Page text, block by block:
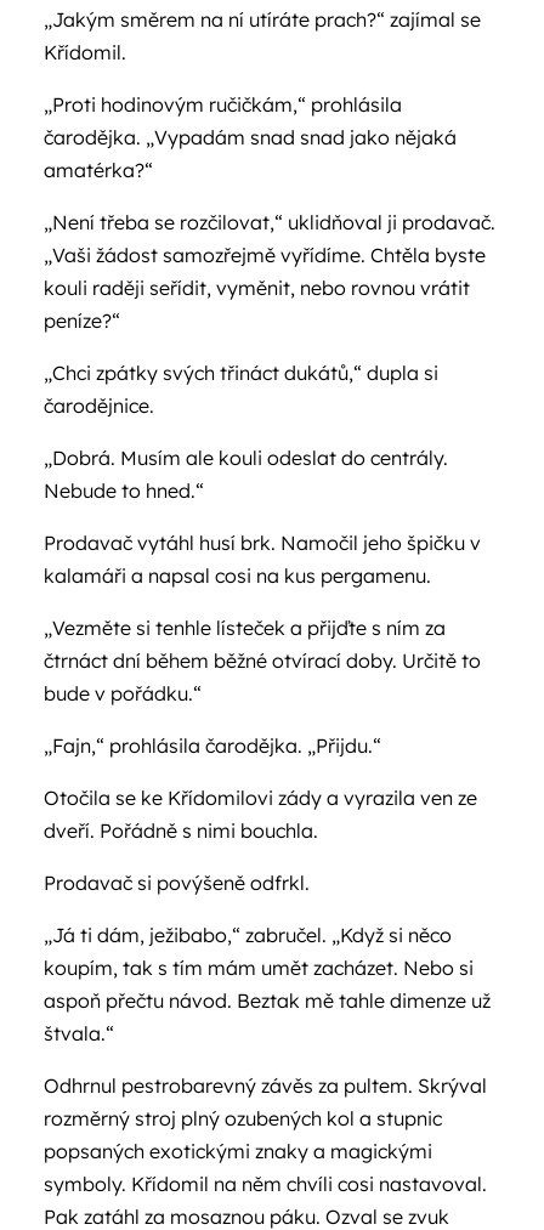
„Jakým směrem na ní utíráte prach?“ zajímal se
Křídomil.
„Proti hodinovým ručičkám,“ prohlásila
čarodějka. „Vypadám snad snad jako nějaká
amatérka?“
„Není třeba se rozčilovat,“ uklidňoval ji prodavač.
„Vaši žádost samozřejmě vyřídíme. Chtěla byste
kouli raději seřídit, vyměnit, nebo rovnou vrátit
peníze?“
„Chci zpátky svých třináct dukátů,“ dupla si
čarodějnice.
„Dobrá. Musím ale kouli odeslat do centrály.
Nebude to hned.“
Prodavač vytáhl husí brk. Namočil jeho špičku v
kalamáři a napsal cosi na kus pergamenu.
„Vezměte si tenhle lísteček a přijďte s ním za
čtrnáct dní během běžné otvírací doby. Určitě to
bude v pořádku.“
„Fajn,“ prohlásila čarodějka. „Přijdu.“
Otočila se ke Křídomilovi zády a vyrazila ven ze
dveří. Pořádně s nimi bouchla.
Prodavač si povýšeně odfrkl.
„Já ti dám, ježibabo,“ zabručel. „Když si něco
koupím, tak s tím mám umět zacházet. Nebo si
aspoň přečtu návod. Beztak mě tahle dimenze už
štvala.“
Odhrnul pestrobarevný závěs za pultem. Skrýval
rozměrný stroj plný ozubených kol a stupnic
popsaných exotickými znaky a magickými
symboly. Křídomil na něm chvíli cosi nastavoval.
Pak zatáhl za mosaznou páku. Ozval se zvuk